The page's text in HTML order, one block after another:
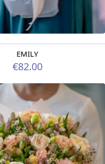
EMILY
€82.00